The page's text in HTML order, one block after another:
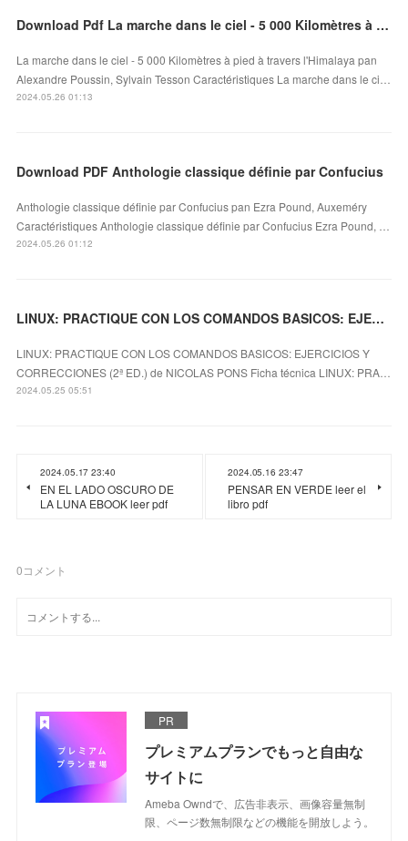
Download Pdf La marche dans le ciel - 5 000 Kilomètres à pied à travers l'Himalaya
La marche dans le ciel - 5 000 Kilomètres à pied à travers l'Himalaya pan
Alexandre Poussin, Sylvain Tesson Caractéristiques La marche dans le ci…
2024.05.26 01:13
Download PDF Anthologie classique définie par Confucius
Anthologie classique définie par Confucius pan Ezra Pound, Auxeméry
Caractéristiques Anthologie classique définie par Confucius Ezra Pound, …
2024.05.26 01:12
LINUX: PRACTIQUE CON LOS COMANDOS BASICOS: EJERCICIOS Y CORRECCIONES (2ª ED.) leer el libro pdf
LINUX: PRACTIQUE CON LOS COMANDOS BASICOS: EJERCICIOS Y
CORRECCIONES (2ª ED.) de NICOLAS PONS Ficha técnica LINUX: PRA…
2024.05.25 05:51
2024.05.17 23:40
EN EL LADO OSCURO DE
LA LUNA EBOOK leer pdf
2024.05.16 23:47
PENSAR EN VERDE leer el
libro pdf
0コメント
PR
プレミアムプランでもっと自由な
サイトに
Ameba Owndで、広告非表示、画像容量無制
限、ページ数無制限などの機能を開放しよう。